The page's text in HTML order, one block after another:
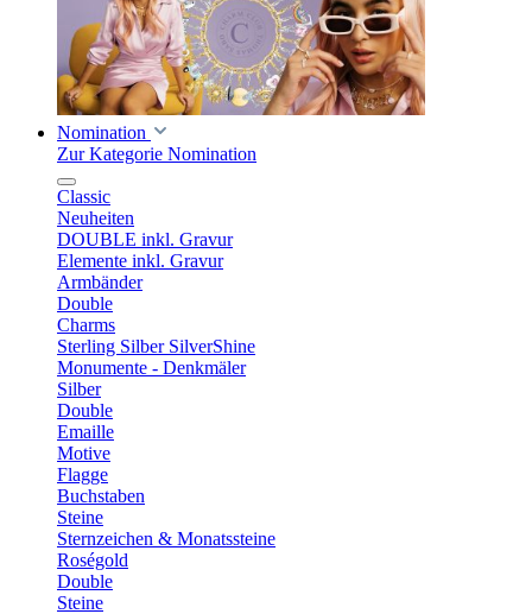
Nomination
Zur Kategorie Nomination
Classic
Neuheiten
DOUBLE inkl. Gravur
Elemente inkl. Gravur
Armbänder
Double
Charms
Sterling Silber SilverShine
Monumente - Denkmäler
Silber
Double
Emaille
Motive
Flagge
Buchstaben
Steine
Sternzeichen & Monatssteine
Roségold
Double
Steine